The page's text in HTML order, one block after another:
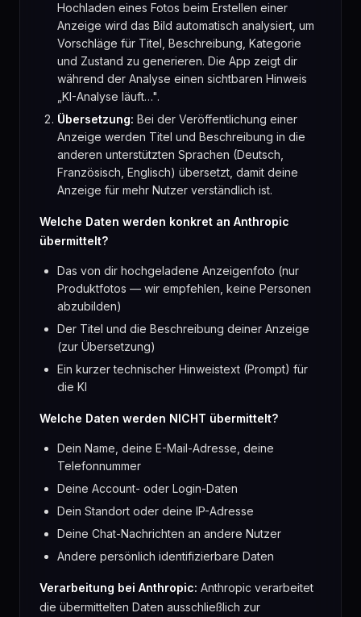
Hochladen eines Fotos beim Erstellen einer
Anzeige wird das Bild automatisch analysiert, um
Vorschläge für Titel, Beschreibung, Kategorie
und Zustand zu generieren. Die App zeigt dir
während der Analyse einen sichtbaren Hinweis
„KI-Analyse läuft…".
Übersetzung: Bei der Veröffentlichung einer
Anzeige werden Titel und Beschreibung in die
anderen unterstützten Sprachen (Deutsch,
Französisch, Englisch) übersetzt, damit deine
Anzeige für mehr Nutzer verständlich ist.
Welche Daten werden konkret an Anthropic
übermittelt?
Das von dir hochgeladene Anzeigenfoto (nur
Produktfotos — wir empfehlen, keine Personen
abzubilden)
Der Titel und die Beschreibung deiner Anzeige
(zur Übersetzung)
Ein kurzer technischer Hinweistext (Prompt) für
die KI
Welche Daten werden NICHT übermittelt?
Dein Name, deine E-Mail-Adresse, deine
Telefonnummer
Deine Account- oder Login-Daten
Dein Standort oder deine IP-Adresse
Deine Chat-Nachrichten an andere Nutzer
Andere persönlich identifizierbare Daten
Verarbeitung bei Anthropic: Anthropic verarbeitet
die übermittelten Daten ausschließlich zur